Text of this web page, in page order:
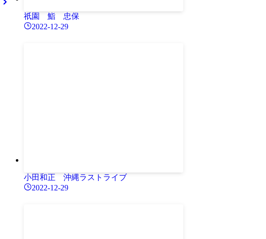
祇園 鮨 忠保
2022-12-29
小田和正 沖縄ラストライブ
2022-12-29